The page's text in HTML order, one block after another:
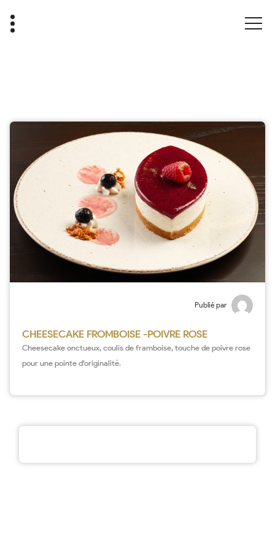
Publié par
CHEESECAKE FROMBOISE -POIVRE ROSE
Cheesecake onctueux, coulis de framboise, touche de poivre rose
pour une pointe d’originalité.